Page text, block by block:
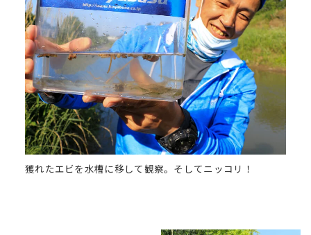
獲れたエビを水槽に移して観察。そしてニッコリ！